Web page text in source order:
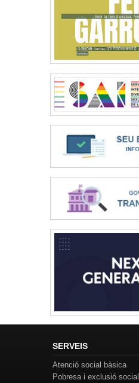
SERVEIS
Atenció social bàsica
Pobresa i exclusió social